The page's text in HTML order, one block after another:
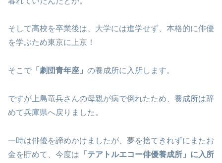
そして高校を卒業後は、大学には進学せず、本格的に俳優
を学ぶため東京に上京！
そこで 「劇団青年座」 の養成所に入所します。
ですが上島竜兵さんの母親が病で倒れたため、養成所は辞
めて兵庫県へ戻りました。
一時は俳優を諦めかけましたが、夢を捨てきれずにまたお
金を貯めて、今度は 「テアトルエコー俳優養成所」に入所